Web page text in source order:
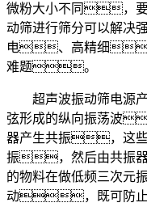
微粉大小不同，
动筛进行筛分可以解
电、高精细
难题。
超声波振动筛电源产
弦形成的纵向振荡波
器产生共振，这些
振，然后由共振
的物料在做低频三次
动，既可防止